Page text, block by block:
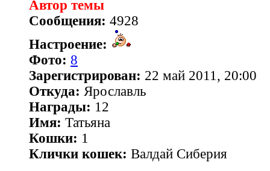
Автор темы
Сообщения: 4928
Настроение:
Фото: 8
Зарегистрирован: 22 май 2011, 20:00
Откуда: Ярославль
Награды: 12
Имя: Татьяна
Кошки: 1
Клички кошек: Валдай Сиберия